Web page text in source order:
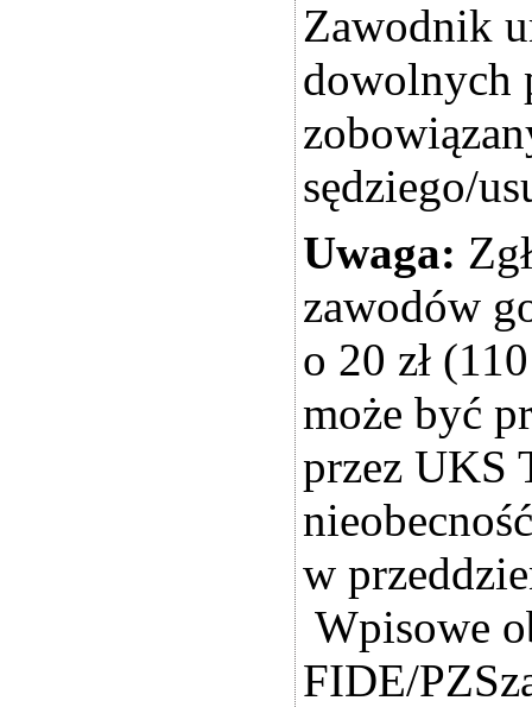
Zawodnik
dowolnych
sędziego/
Uwaga:
zawodów
o 20 zł
może być
przez UKS
w
Wpisowe
FIDE/